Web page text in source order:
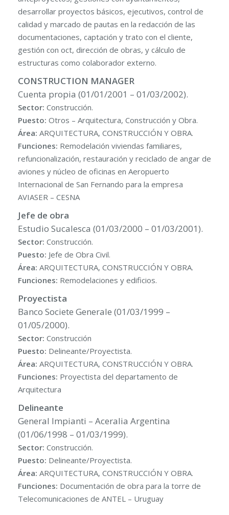
desarrollar proyectos básicos, ejecutivos, control de
calidad y marcado de pautas en la redacción de las
documentaciones, captación y trato con el cliente,
gestión con oct, dirección de obras, y cálculo de
estructuras como colaborador externo.
CONSTRUCTION MANAGER
Cuenta propia (01/01/2001 – 01/03/2002).
Sector: Construcción.
Puesto: Otros – Arquitectura, Construcción y Obra.
Área: ARQUITECTURA, CONSTRUCCIÓN Y OBRA.
Funciones: Remodelación viviendas familiares,
refuncionalización, restauración y reciclado de angar de
aviones y núcleo de oficinas en Aeropuerto
Internacional de San Fernando para la empresa
AVIASER – CESNA
Jefe de obra
Estudio Sucalesca (01/03/2000 – 01/03/2001).
Sector: Construcción.
Puesto: Jefe de Obra Civil.
Área: ARQUITECTURA, CONSTRUCCIÓN Y OBRA.
Funciones: Remodelaciones y edificios.
Proyectista
Banco Societe Generale (01/03/1999 –
01/05/2000).
Sector: Construcción
Puesto: Delineante/Proyectista.
Área: ARQUITECTURA, CONSTRUCCIÓN Y OBRA.
Funciones: Proyectista del departamento de
Arquitectura
Delineante
General Impianti – Aceralia Argentina
(01/06/1998 – 01/03/1999).
Sector: Construcción.
Puesto: Delineante/Proyectista.
Área: ARQUITECTURA, CONSTRUCCIÓN Y OBRA.
Funciones: Documentación de obra para la torre de
Telecomunicaciones de ANTEL – Uruguay